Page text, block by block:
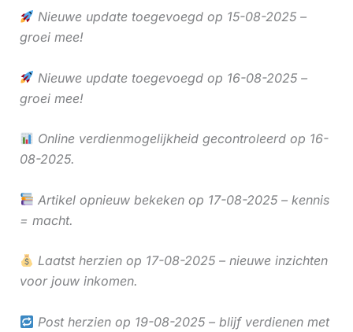
Nieuwe update toegevoegd op 15-08-2025 –
groei mee!
Nieuwe update toegevoegd op 16-08-2025 –
groei mee!
Online verdienmogelijkheid gecontroleerd op 16-
08-2025.
Artikel opnieuw bekeken op 17-08-2025 – kennis
= macht.
Laatst herzien op 17-08-2025 – nieuwe inzichten
voor jouw inkomen.
Post herzien op 19-08-2025 – blijf verdienen met